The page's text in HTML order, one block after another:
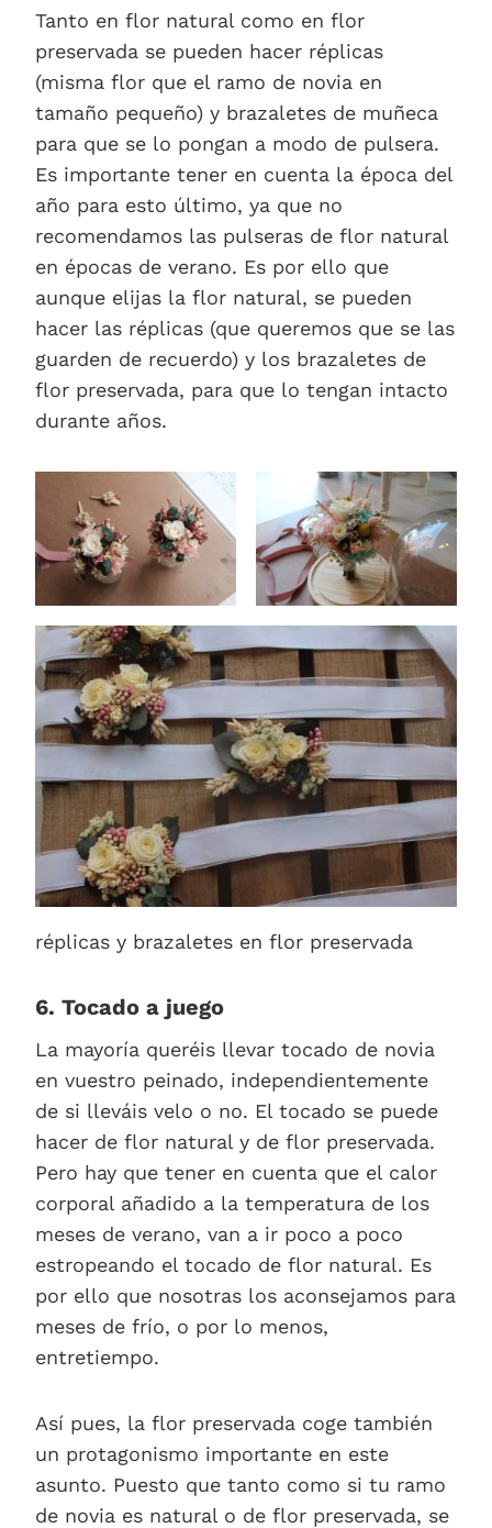
Tanto en flor natural como en flor
preservada se pueden hacer réplicas
(misma flor que el ramo de novia en
tamaño pequeño) y brazaletes de muñeca
para que se lo pongan a modo de pulsera.
Es importante tener en cuenta la época del
año para esto último, ya que no
recomendamos las pulseras de flor natural
en épocas de verano. Es por ello que
aunque elijas la flor natural, se pueden
hacer las réplicas (que queremos que se las
guarden de recuerdo) y los brazaletes de
flor preservada, para que lo tengan intacto
durante años.
réplicas y brazaletes en flor preservada
6. Tocado a juego
La mayoría queréis llevar tocado de novia
en vuestro peinado, independientemente
de si lleváis velo o no. El tocado se puede
hacer de flor natural y de flor preservada.
Pero hay que tener en cuenta que el calor
corporal añadido a la temperatura de los
meses de verano, van a ir poco a poco
estropeando el tocado de flor natural. Es
por ello que nosotras los aconsejamos para
meses de frío, o por lo menos,
entretiempo.
Así pues, la flor preservada coge también
un protagonismo importante en este
asunto. Puesto que tanto como si tu ramo
de novia es natural o de flor preservada, se